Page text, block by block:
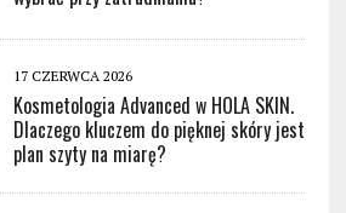
17 CZERWCA 2026
Kosmetologia Advanced w HOLA SKIN.
Dlaczego kluczem do pięknej skóry jest
plan szyty na miarę?